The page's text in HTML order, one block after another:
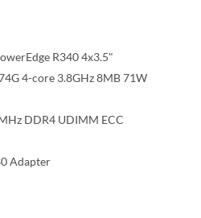
R340 4x3.5"
4-core 3.8GHz 8MB 71W
DDR4 UDIMM ECC
Adapter